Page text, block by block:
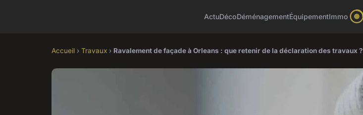
ActuDécoDéménagementÉquipementImmo
Accueil › Travaux › Ravalement de façade à Orleans : que retenir de la déclaration des travaux ?